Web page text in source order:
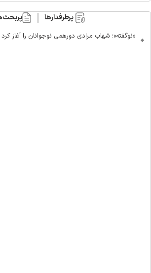
پرطرفدارها پربحث‌ها
«نوگفته»؛ شهاب مرادی دورهمی نوجوانان را آغاز کرد